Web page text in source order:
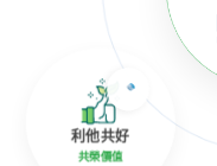
利他共好
共榮價值